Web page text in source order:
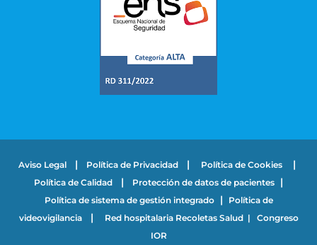
Aviso Legal | Política de Privacidad | Política de Cookies |
Política de Calidad | Protección de datos de pacientes |
Política de sistema de gestión integrado|
Política de
videovigilancia| Red hospitalaria Recoletas Salud| Congreso
IOR